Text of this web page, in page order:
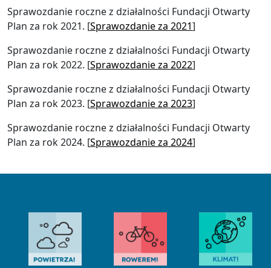
Sprawozdanie roczne z działalności Fundacji Otwarty
Plan za rok 2021. [Sprawozdanie za 2021]
Sprawozdanie roczne z działalności Fundacji Otwarty
Plan za rok 2022. [Sprawozdanie za 2022]
Sprawozdanie roczne z działalności Fundacji Otwarty
Plan za rok 2023. [Sprawozdanie za 2023]
Sprawozdanie roczne z działalności Fundacji Otwarty
Plan za rok 2024. [Sprawozdanie za 2024]